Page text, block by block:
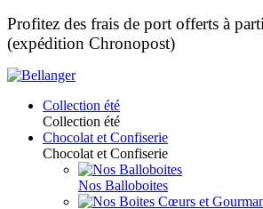
Profitez des frais de port offerts à
(expédition Chronopost)
Collection été
Collection été
Chocolat et Confiserie
Chocolat et Confiserie
Nos Balloboites